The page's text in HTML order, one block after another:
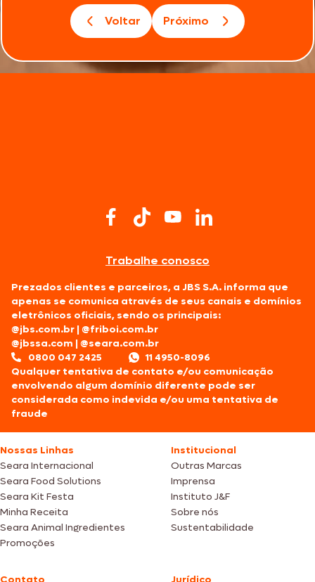
Voltar Próximo
Trabalhe conosco
Prezados clientes e parceiros, a JBS S.A. informa que
apenas se comunica através de seus canais e domínios
eletrônicos oficiais, sendo os principais:
@jbs.com.br |@friboi.com.br
@jbssa.com |@seara.com.br
0800 047 2425
11 4950-8096
Qualquer tentativa de contato e/ou comunicação
envolvendo algum domínio diferente pode ser
considerada como indevida e/ou uma tentativa de
fraude
Nossas Linhas
Seara Internacional
Seara Food Solutions
Seara Kit Festa
Minha Receita
Seara Animal Ingredientes
Promoções
Institucional
Outras Marcas
Imprensa
Instituto J&F
Sobre nós
Sustentabilidade